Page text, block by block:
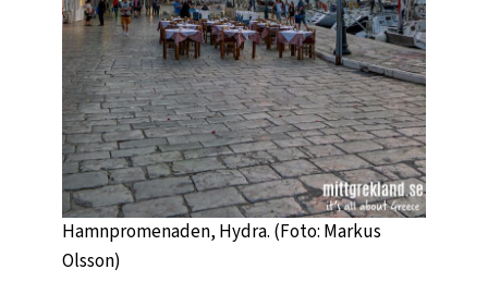
Hamnpromenaden, Hydra. (Foto: Markus
Olsson)